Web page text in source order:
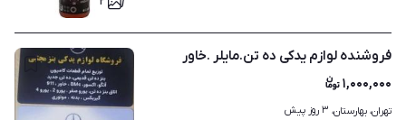
فروشنده لوازم یدکی ده تن.مایلر .خاور
۱,۰۰۰,۰۰۰
تهران، بهارستان، ۳ روز پیش